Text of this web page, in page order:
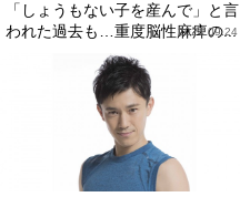
「しょうもない子を産んで」と言
われた過去も…重度脳性麻痺の...
2024.09.24